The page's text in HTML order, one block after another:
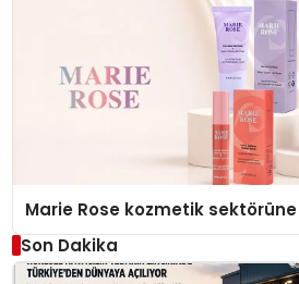
Marie Rose kozmetik
Son Dakika